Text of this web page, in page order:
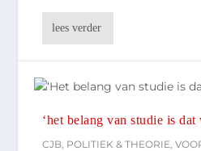
lees verder
‘het belang van studie is
CJB, POLITIEK & THEORIE,